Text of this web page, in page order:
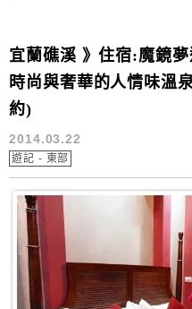
宜蘭礁溪 》住宿:魔鏡
時尚與奢華的人情味溫
約)
2014.03.22
遊記 - 東部